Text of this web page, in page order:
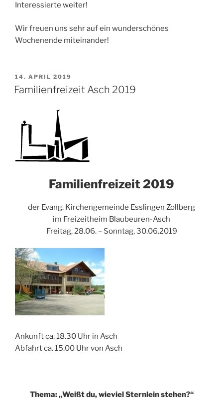
Interessierte weiter!
Wir freuen uns sehr auf ein wunderschönes
Wochenende miteinander!
VERÖFFENTLICHT
AM
14. APRIL 2019
Familienfreizeit Asch 2019
Familienfreizeit 2019
der Evang. Kirchengemeinde Esslingen Zollberg
im Freizeitheim Blaubeuren-Asch
Freitag, 28.06. – Sonntag, 30.06.2019
Ankunft ca. 18.30 Uhr in Asch
Abfahrt ca. 15.00 Uhr von Asch
Thema: „Weißt du, wieviel Sternlein stehen?“